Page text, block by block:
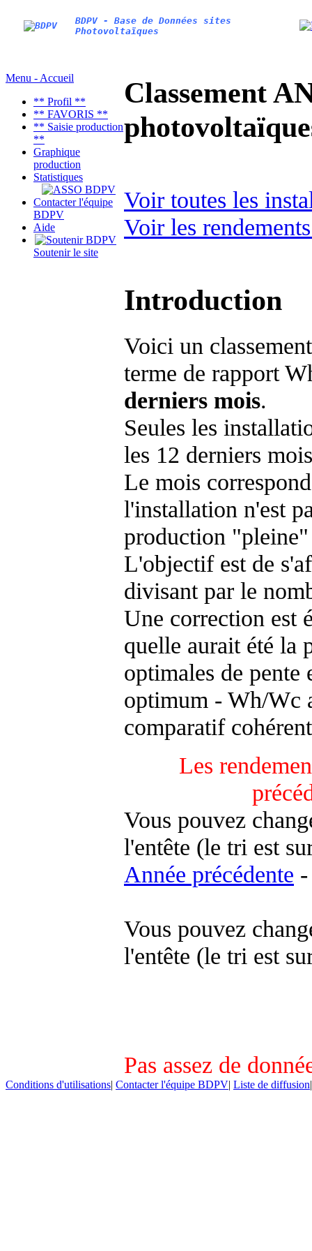
BDPV - Base de Données sites
Photovoltaïques
Menu - Accueil
** Profil **
** FAVORIS **
** Saisie production
**
Graphique
production
Statistiques
Contacter l'équipe
BDPV
Aide
Soutenir le site
Classement
Voir toutes les
Voir les
Introduction
Voici un
terme de rapport
derniers mois.
Seules les
les 12 derniers
Le mois
l'installation n'est
production "pleine"
L'objectif est de
divisant par le
Une correction est
quelle aurait été la
optimales de
optimum - Wh/Wc
comparatif
Les
Vous pouvez
l'entête (le tri est
Année précédente
Vous pouvez
l'entête (le tri est
Pas assez de
Conditions d'utilisations| Contacter l'équipe BDPV| Liste de diffusion